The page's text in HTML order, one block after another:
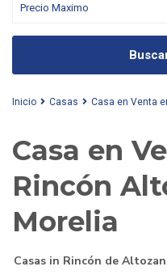
Inicio Casas Casa en Venta
Casa en
Rincón
Morelia
Casas in Rincón de